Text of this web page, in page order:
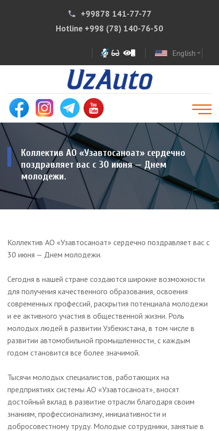
phone
+99878 141-77-77
Hotline +998 (78) 140-76-50
English expand_more
Коллектив АО «Узавтосаноат» сердечно
поздравляет вас с 30 июня — Днем
молодежи.
Коллектив АО «Узавтосаноат» сердечно поздравляет вас с
30 июня — Днем молодежи.
Сегодня в нашей стране создаются широкие возможности
для получения качественного образования, освоения
современных профессий, раскрытия потенциала молодежи
и ее активного участия в общественной жизни. Роль
молодых людей в развитии Узбекистана, в том числе в
развитии автомобильной промышленности, с каждым
годом становится все более значимой.
Тысячи молодых специалистов, работающих на
предприятиях системы АО «Узавтосаноат», вносят
достойный вклад в развитие отрасли благодаря своим
знаниям, профессионализму, инициативности и
добросовестному труду. Молодые сотрудники, занятые в